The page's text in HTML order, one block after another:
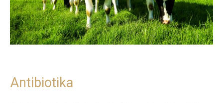
Antibiotika